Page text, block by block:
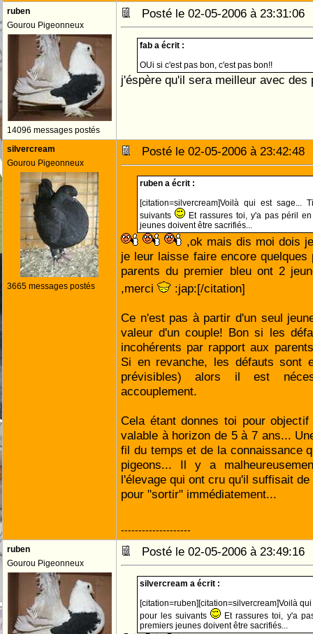
ruben
Gourou Pigeonneux
14096 messages postés
Posté le 02-05-2006 à
fab a écrit :
OUi si c'est pas bon, c'est pas bon!!
j'éspère qu'il sera meilleur avec
silvercream
Gourou Pigeonneux
3665 messages postés
Posté le 02-05-2006 à
ruben a écrit :
[citation=silvercream]Voilà qui est
suivants
Et rassures toi, y'a pas péril
jeunes doivent être sacrifiés...
,ok mais dis moi dois
je leur laisse faire encore
parents du premier bleu ont 2
,merci
:jap:[/citation]
Ce n'est pas à partir d'un seul
valeur d'un couple! Bon si les
incohérents par rapport aux
Si en revanche, les défauts sont
prévisibles) alors il est
accouplement.
Cela étant donnes toi pour
valable à horizon de 5 à 7 ans...
fil du temps et de la connaissance
pigeons... Il y a
l'élevage qui ont cru qu'il suffisait
pour "sortir" immédiatement...
--------------------
ruben
Gourou Pigeonneux
Posté le 02-05-2006 à
silvercream a écrit :
[citation=ruben][citation=silvercream]Voilà
pour les suivants
Et rassures toi, y'a
premiers jeunes doivent être sacrifiés...